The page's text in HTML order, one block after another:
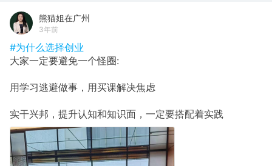
熊猫姐在广州
3年前
#为什么选择创业
大家一定要避免一个怪圈:
用学习逃避做事，用买课解决焦虑
实干兴邦，提升认知和知识面，一定要搭配着实践